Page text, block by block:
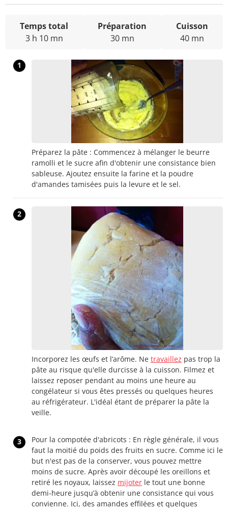
Temps total
3 h 10 mn
Préparation
30 mn
Cuisson
40 mn
1
Préparez la pâte : Commencez à mélanger le beurre
ramolli et le sucre afin d'obtenir une consistance bien
sableuse. Ajoutez ensuite la farine et la poudre
d'amandes tamisées puis la levure et le sel.
2
Incorporez les œufs et l’arôme. Ne travaillez pas trop la
pâte au risque qu'elle durcisse à la cuisson. Filmez et
laissez reposer pendant au moins une heure au
congélateur si vous êtes pressés ou quelques heures
au réfrigérateur. L'idéal étant de préparer la pâte la
veille.
3
Pour la compotée d'abricots : En règle générale, il vous
faut la moitié du poids des fruits en sucre. Comme ici le
but n'est pas de la conserver, vous pouvez mettre
moins de sucre. Après avoir découpé les oreillons et
retiré les noyaux, laissez mijoter le tout une bonne
demi-heure jusqu’à obtenir une consistance qui vous
convienne. Ici, des amandes effilées et quelques